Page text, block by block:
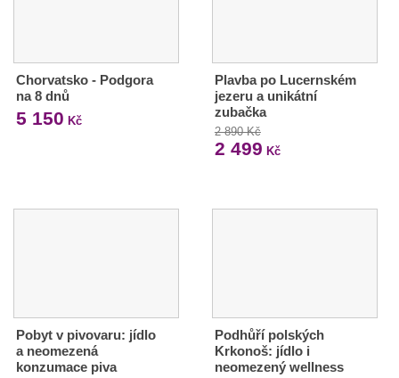
Chorvatsko - Podgora
na 8 dnů
5 150 Kč
Plavba po Lucernském
jezeru a unikátní
zubačka
2 890 Kč
2 499 Kč
Pobyt v pivovaru: jídlo
a neomezená
konzumace piva
Podhůří polských
Krkonoš: jídlo i
neomezený wellness